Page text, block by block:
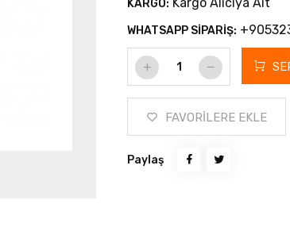
KARGO:
WHATSAPP SİPARİŞ:
FAVORİLERE EKLE
Paylaş